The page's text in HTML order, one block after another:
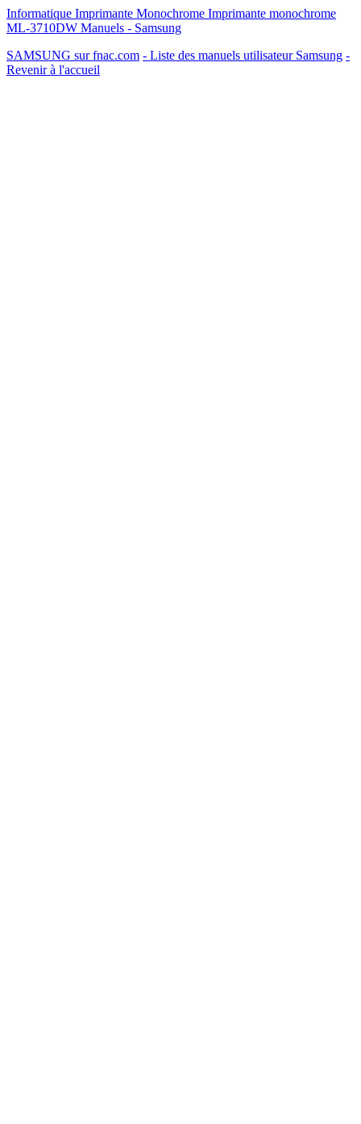
Informatique Imprimante Monochrome Imprimante monochrome
ML-3710DW Manuels - Samsung
SAMSUNG sur fnac.com - Liste des manuels utilisateur Samsung -
Revenir à l'accueil